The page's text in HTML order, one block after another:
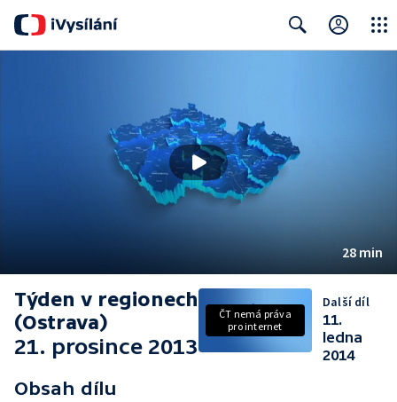
28 min
Týden v regionech
(Ostrava)
21. prosince 2013
Obsah dílu
ČT nemá práva
pro internet
Další díl
11.
ledna
2014